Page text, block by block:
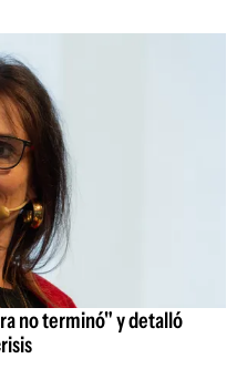
no terminó" y detalló